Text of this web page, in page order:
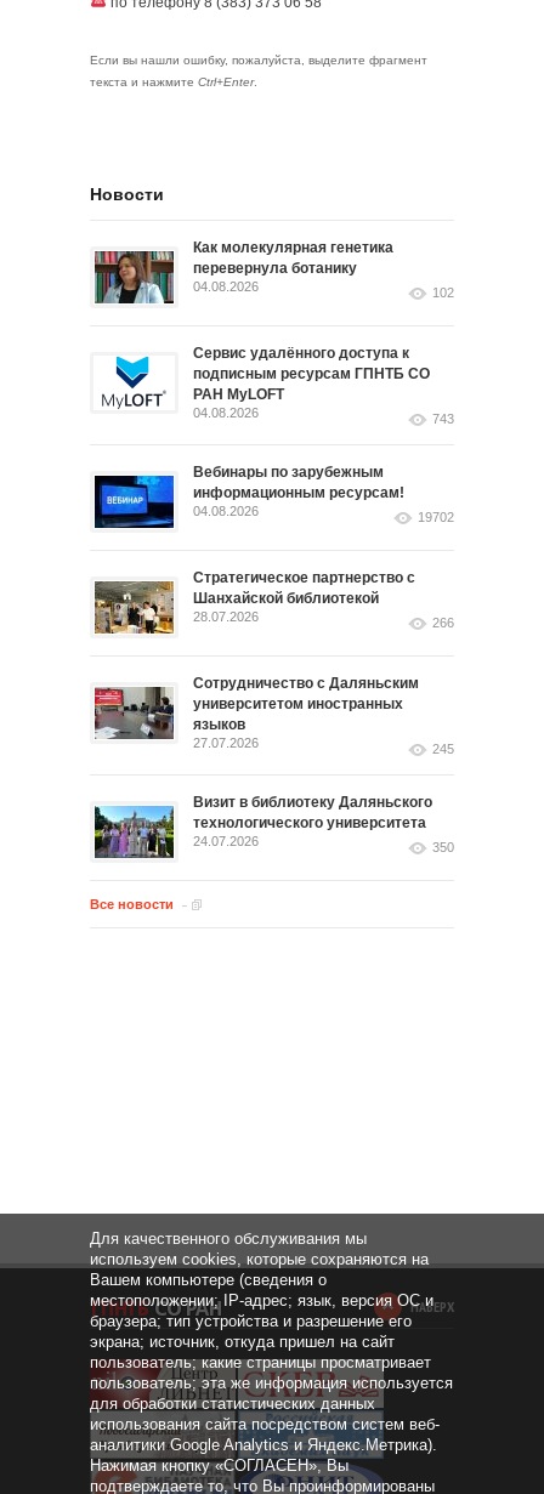
Если вы нашли ошибку, пожалуйста, выделите фрагмент
текста и нажмите Ctrl+Enter.
Новости
Как молекулярная генетика
перевернула ботанику
04.08.2026 102
Сервис удалённого доступа к
подписным ресурсам ГПНТБ СО
РАН MyLOFT
04.08.2026 743
Вебинары по зарубежным
информационным ресурсам!
04.08.2026 19702
Стратегическое партнерство с
Шанхайской библиотекой
28.07.2026 266
Сотрудничество с Даляньским
университетом иностранных
языков
27.07.2026 245
Визит в библиотеку Даляньского
технологического университета
24.07.2026 350
Все новости
НАВЕРХ
Для качественного обслуживания мы
используем cookies, которые сохраняются на
Вашем компьютере (сведения о
местоположении; IP-адрес; язык, версия ОС и
браузера; тип устройства и разрешение его
экрана; источник, откуда пришел на сайт
пользователь; какие страницы просматривает
пользователь; эта же информация используется
для обработки статистических данных
использования сайта посредством систем веб-
аналитики Google Analytics и Яндекс.Метрика).
Нажимая кнопку «СОГЛАСЕН», Вы
подтверждаете то, что Вы проинформированы